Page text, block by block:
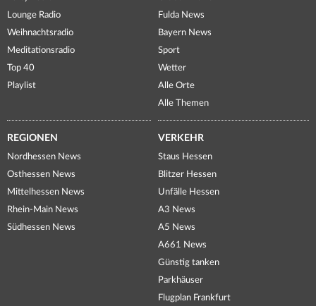
Lounge Radio
Weihnachtsradio
Meditationsradio
Top 40
Playlist
Fulda News
Bayern News
Sport
Wetter
Alle Orte
Alle Themen
REGIONEN
Nordhessen News
Osthessen News
Mittelhessen News
Rhein-Main News
Südhessen News
VERKEHR
Staus Hessen
Blitzer Hessen
Unfälle Hessen
A3 News
A5 News
A661 News
Günstig tanken
Parkhäuser
Flugplan Frankfurt